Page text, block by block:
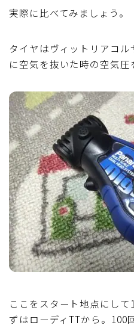
実際に比べてみましょう。
タイヤはヴィットリアコル
に空気を抜いた時の空気圧
ここをスタート地点にして
ずはローディTTから。100